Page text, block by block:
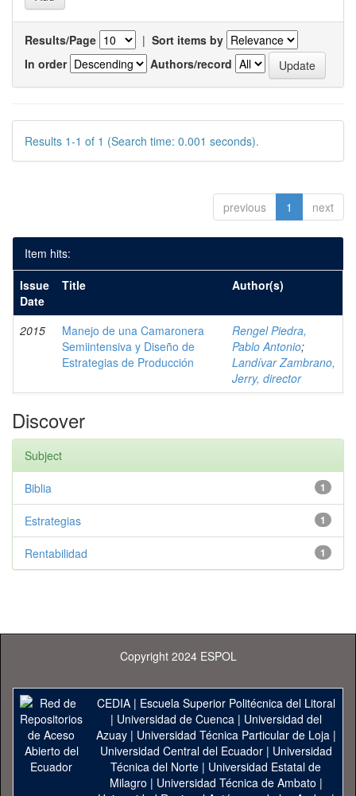
Results/Page | Sort items by
In order
Authors/record
Results 1-1 of 1 (Search time: 0.001 seconds).
previous 1 next
Item hits:
Issue
Date
Title Author(s)
2015
Manejo de una Camaronera
Semiintensiva y Diseño de
Estrategias de Producción
Rengel Piedra,
Pablo Antonio;
Landívar Zambrano,
Jerry, director
Discover
Subject
1
Biblia
1
Estrategias
1
Rentabilidad
Copyright 2024 ESPOL
CEDIA| Escuela Superior Politécnica del Litoral
| Universidad de Cuenca| Universidad del
Azuay| Universidad Técnica Particular de Loja|
Universidad Central del Ecuador| Universidad
Técnica del Norte | Universidad Estatal de
Milagro | Universidad Técnica de Ambato |